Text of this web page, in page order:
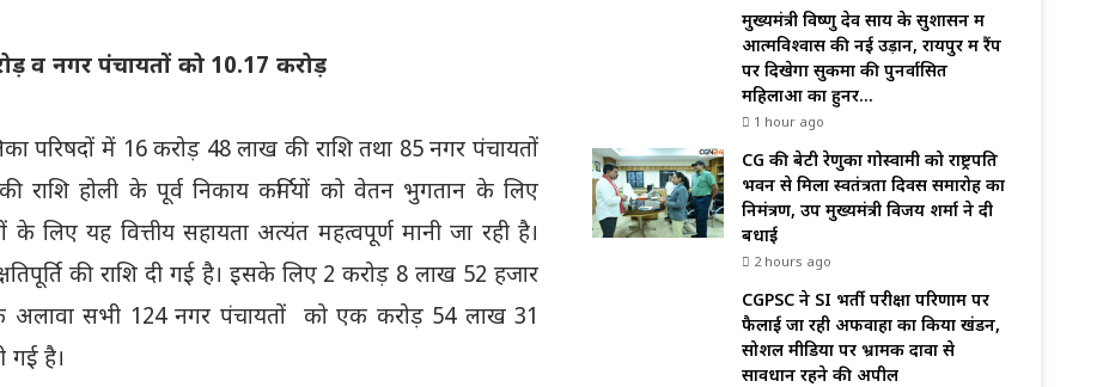
व नगर पंचायतों को 10.17 करोड़
परिषदों में 16 करोड़ 48 लाख की राशि तथा 85 नगर पंचायतों
होली के पूर्व निकाय कर्मियों को वेतन भुगतान के लिए
लिए यह वित्तीय सहायता अत्यंत महत्वपूर्ण मानी जा रही है।
की राशि दी गई है। इसके लिए 2 करोड़ 8 लाख 52 हजार
अलावा सभी 124 नगर पंचायतों को एक करोड़ 54 लाख 31
गई है।
मुख्यमंत्री विष्णु देव साय के सुशासन में
आत्मविश्वास की नई उड़ान, रायपुर में रैंप
पर दिखेगा सुकमा की पुनर्वासित
महिलाओं का हुनर…
1 hour ago
CG की बेटी रेणुका गोस्वामी को राष्ट्रपति
भवन से मिला स्वतंत्रता दिवस समारोह का
निमंत्रण, उप मुख्यमंत्री विजय शर्मा ने दी
बधाई
2 hours ago
CGPSC ने SI भर्ती परीक्षा परिणाम पर
फैलाई जा रही अफवाहों का किया खंडन,
सोशल मीडिया पर भ्रामक दावों से
सावधान रहने की अपील